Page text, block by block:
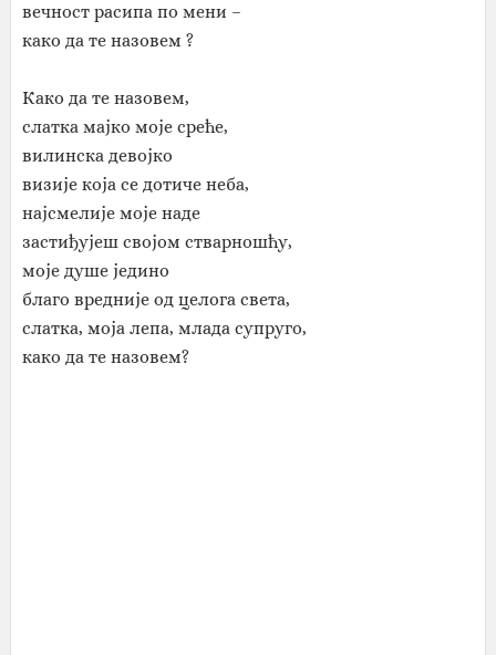
вечност расипа по мени –
како да те назовем ?
Како да те назовем,
слатка мајко моје среће,
вилинска девојко
визије која се дотиче неба,
најсмелије моје наде
застиђујеш својом стварношћу,
моје душе једино
благо вредније од целога света,
слатка, моја лепа, млада супруго,
како да те назовем?